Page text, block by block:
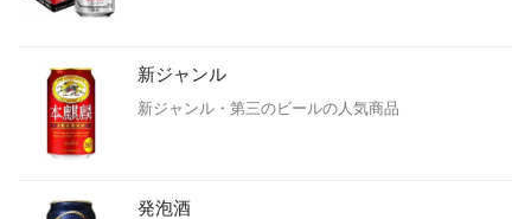
新ジャンル
新ジャンル・第三のビールの人気商品
発泡酒